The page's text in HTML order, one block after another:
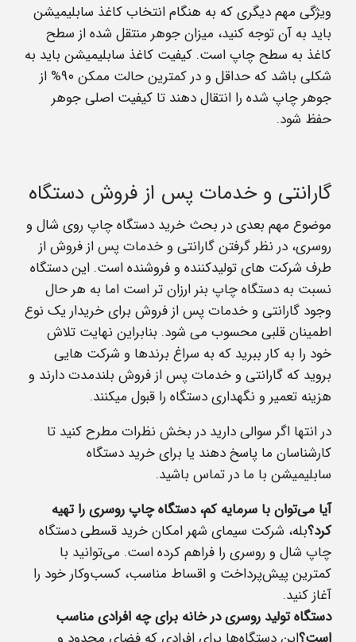
ویژگی مهم دیگری که به هنگام انتخاب کاغذ سابلیمیشن
باید به آن توجه کنید، میزان جوهر منتقل شده از سطح
کاغذ به سطح چاپ است. کیفیت کاغذ سابلیمیشن باید به
شکلی باشد که حداقل و در کمترین حالت ممکن ۹۰% از
جوهر چاپ شده را انتقال دهند تا کیفیت اصلی جوهر
حفظ شود.
گارانتی و خدمات پس از فروش دستگاه
موضوع مهم بعدی در بحث خرید دستگاه چاپ روی شال و
روسری، در نظر گرفتن گارانتی و خدمات پس از فروش از
طرف شرکت های تولیدکننده و فروشنده است. این دستگاه
نسبت به دستگاه چاپ بنر ارزان تر است اما به هر حال
وجود گارانتی و خدمات پس از فروش برای خریدار یک نوع
اطمینان قلبی محسوب می شود. بنابراین نهایت تلاش
خود را به کار ببرید که به سراغ برندها و شرکت هایی
بروید که گارانتی و خدمات پس از فروش بلندمدت دارند و
هزینه تعمیر و نگهداری دستگاه را قبول میکنند.
در انتها اگر سوالی دارید در بخش نظرات مطرح کنید تا
کارشناسان ما پاسخ دهند یا برای خرید دستگاه
سابلیمیشن با ما در تماس باشید.
آیا می‌توان با سرمایه کم، دستگاه چاپ روسری را تهیه
کرد؟بله، شرکت سیمای شهر امکان خرید قسطی دستگاه
چاپ شال و روسری را فراهم کرده است. می‌توانید با
کمترین پیش‌پرداخت و اقساط مناسب، کسب‌وکار خود را
آغاز کنید.
دستگاه تولید روسری در خانه برای چه افرادی مناسب